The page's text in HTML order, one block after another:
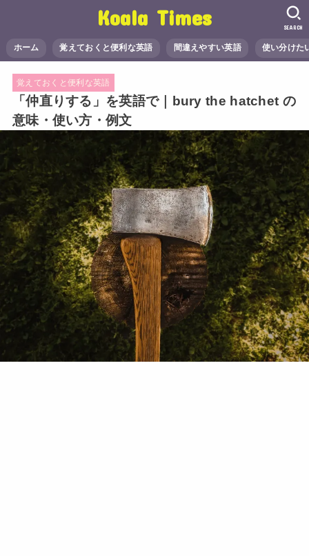
Koala Times
ホーム 覚えておくと便利な英語 間違えやすい英語 使い分けた
SEARCH
覚えておくと便利な英語
「仲直りする」を英語で｜bury the hatchet の
意味・使い方・例文